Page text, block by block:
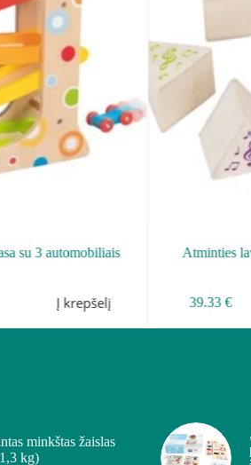
su 3 automobiliais
Į krepšelį
Atminties
39.33€
minkštas žaislas
kg)